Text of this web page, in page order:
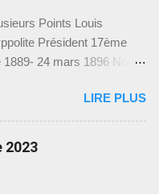
vise à permettre aux
et de s'adapter aux
Nous sommes
à ces précieux
Comment Accéder aux
Pour télécharger les
Baccalauréat Unique, il
Points Louis
Président 17ème
1889- 24 mars 1896 Nom
-- Epouse : Florna
1889 P rofession :
mars 1896 Poste avant
en 1879 Mesures
LIRE PLUS
2023